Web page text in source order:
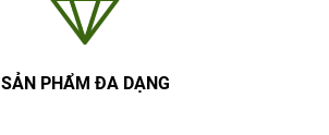
SẢN PHẨM ĐA DẠNG